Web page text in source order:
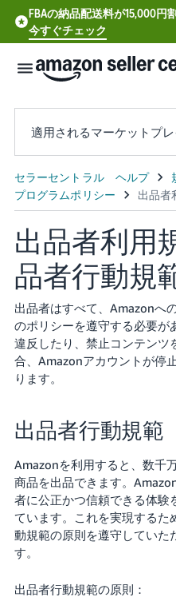
FBAの納品配送料が15,000円
今すぐチェック
日
本
語
中
文
-
CN
Deutsch
- DE
Español
- ES
Français
Italiano
- IT
한
국
어
KRロ
グ
適用されるマーケットプ
出品者利用
品者行動規
出品者はすべて、Amazonへ
のポリシーを遵守する必要が
違反したり、禁止コンテンツ
合、Amazonアカウントが停
ります。
出品者行動規範
Amazonを利用すると、数千
商品を出品できます。
者に公正かつ信頼できる体験
ています。これを実現するた
動規範の原則を遵守していた
す。
出品者行動規範の原則：